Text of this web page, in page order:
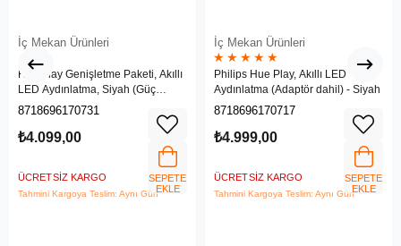
İç Mekan Ürünleri
Hue Play Genişletme Paketi, Akıllı
LED Aydınlatma, Siyah (Güç
adaptörü dahil değildir)
8718696170731
₺4.099,00
ÜCRETSIZ KARGO
Tahmini Kargoya Teslim: Aynı Gün
SEPETE
EKLE
İç Mekan Ürünleri
★ ★ ★ ★ ★
Philips Hue Play, Akıllı LED
Aydınlatma (Adaptör dahil) - Siyah
8718696170717
₺4.999,00
ÜCRETSIZ KARGO
Tahmini Kargoya Teslim: Aynı Gün
SEPETE
EKLE